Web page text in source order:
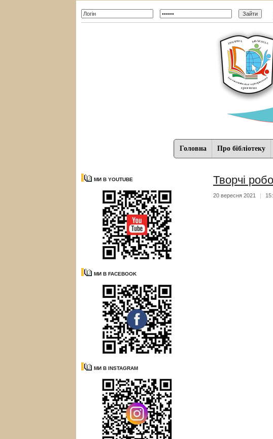
Головна Про бібліотеку
МИ В YOUTUBE
МИ В FACEBOOK
МИ В INSTAGRAM
Творчі
20 вересня 2021 |